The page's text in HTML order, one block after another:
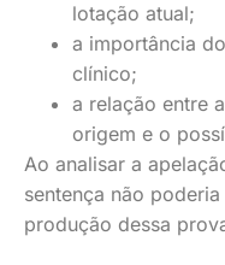
lotação atual;
a importância
clínico;
a relação entre
origem e o
Ao analisar a
sentença não
produção dessa